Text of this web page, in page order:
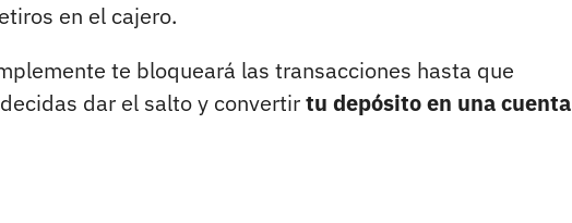
en el cajero.
te bloqueará las transacciones hasta que
dar el salto y convertirtu depósito en una cuenta